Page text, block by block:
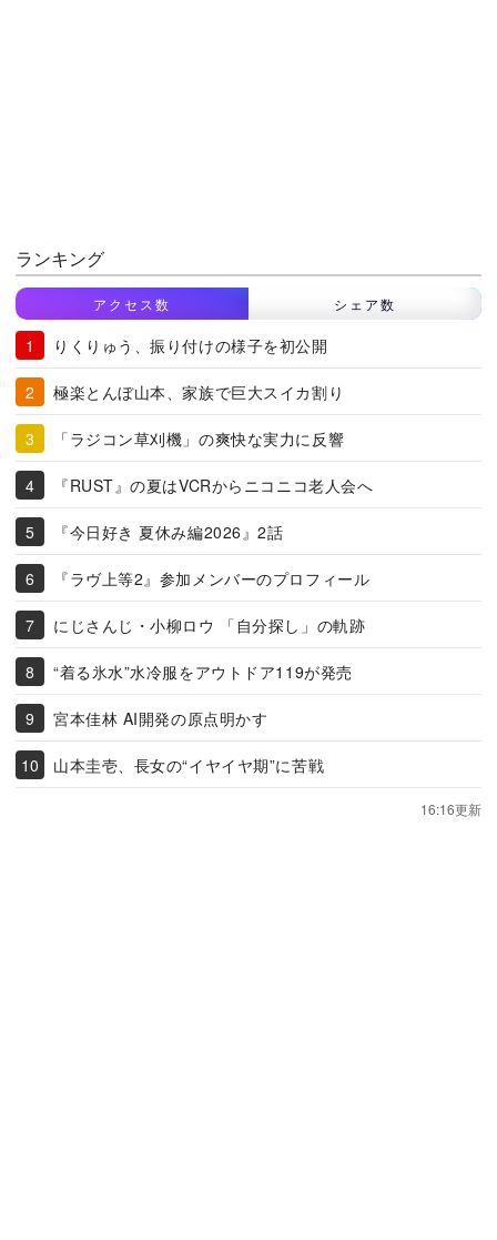
ランキング
アクセス数 シェア数
りくりゅう、振り付けの様子を初公開
極楽とんぼ山本、家族で巨大スイカ割り
「ラジコン草刈機」の爽快な実力に反響
『RUST』の夏はVCRからニコニコ老人会へ
『今日好き 夏休み編2026』2話
『ラヴ上等2』参加メンバーのプロフィール
にじさんじ・小柳ロウ 「自分探し」の軌跡
“着る氷水”水冷服をアウトドア119が発売
宮本佳林 AI開発の原点明かす
山本圭壱、長女の“イヤイヤ期”に苦戦
16:16更新